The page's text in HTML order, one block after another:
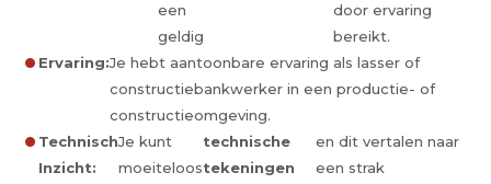
een
geldig
door ervaring
bereikt.
Ervaring:Je hebt aantoonbare ervaring als lasser of
constructiebankwerker in een productie- of
constructieomgeving.
Technisch
Inzicht:
Je kunt
moeiteloos
technische
tekeningen
en dit vertalen naar
een strak